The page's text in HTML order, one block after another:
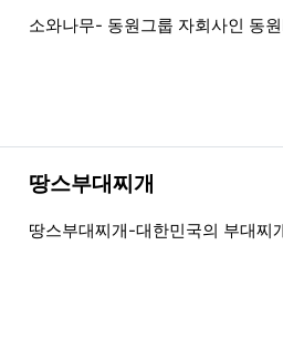
등록일
조회
소와나무- 동원그룹 자회사인 동
땅스부대찌개
등록일
조회
땅스부대찌개-대한민국의 부대찌